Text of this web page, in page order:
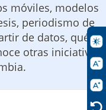
móviles, modelos
periodismo de
de datos, qué
otras iniciativas